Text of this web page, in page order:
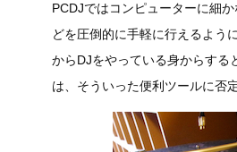
PCDJではコンピューターに細
どを圧倒的に手軽に行えるよう
からDJをやっている身からする
は、そういった便利ツールに否